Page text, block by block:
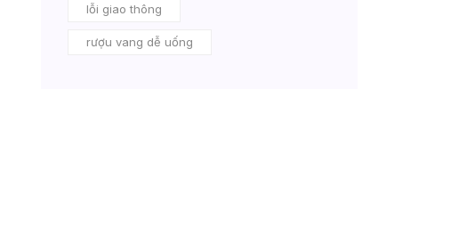
lỗi giao thông
rượu vang dễ uống